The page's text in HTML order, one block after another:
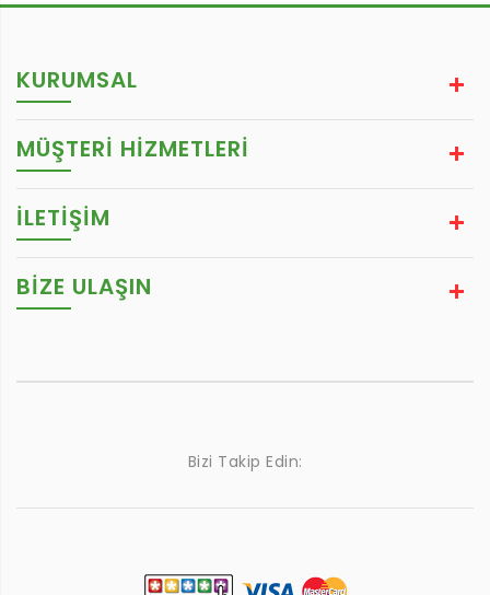
KURUMSAL
MÜŞTERİ HİZMETLERİ
İLETİŞİM
BIZE ULAŞIN
Bizi Takip Edin: